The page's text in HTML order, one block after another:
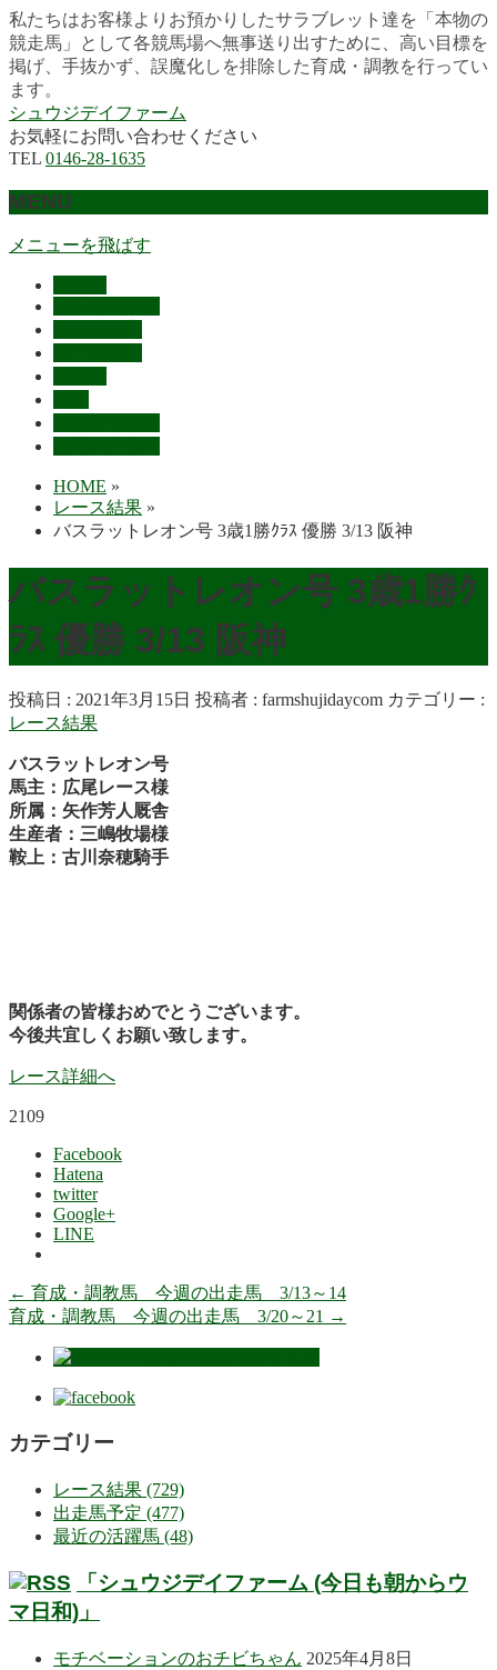
私たちはお客様よりお預かりしたサラブレット達を「本物の
競走馬」として各競馬場へ無事送り出すために、高い目標を
掲げ、手抜かず、誤魔化しを排除した育成・調教を行ってい
ます。
シュウジデイファーム
お気軽にお問い合わせください
TEL 0146-28-1635
MENU
メニューを飛ばす
HOME »
レース結果 »
バスラットレオン号 3歳1勝ｸﾗｽ 優勝 3/13 阪神
バスラットレオン号 3歳1勝ｸ
ﾗｽ 優勝 3/13 阪神
投稿日 : 2021年3月15日 投稿者 : farmshujidaycom カテゴリー :
レース結果
バスラットレオン号
馬主：広尾レース様
所属：矢作芳人厩舎
生産者：三嶋牧場様
鞍上：古川奈穂騎手
関係者の皆様おめでとうございます。
今後共宜しくお願い致します。
レース詳細へ
2109
Facebook
Hatena
twitter
Google+
LINE
← 育成・調教馬 今週の出走馬 3/13～14
育成・調教馬 今週の出走馬 3/20～21 →
カテゴリー
レース結果 (729)
出走馬予定 (477)
最近の活躍馬 (48)
「シュウジデイファーム (今日も朝からウ
マ日和)」
モチベーションのおチビちゃん 2025年4月8日